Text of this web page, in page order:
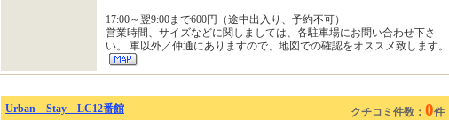
17:00～翌9:00まで600円（途中出入り、予約不可）
営業時間、サイズなどに関しましては、各駐車場にお問い合わせ下さ
い。 車以外／仲通にありますので、地図での確認をオススメ致します。
Urban Stay LC12番館 クチコミ件数： 0件